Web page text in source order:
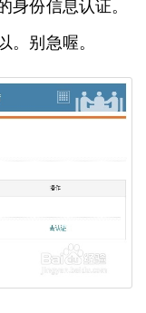
身份信息认证。
。别急喔。